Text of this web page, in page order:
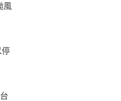
風
停